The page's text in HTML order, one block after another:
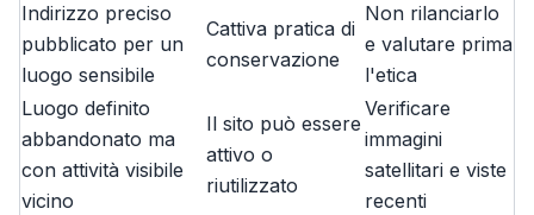
Indirizzo preciso
pubblicato per un
luogo sensibile
Cattiva pratica di
conservazione
Non rilanciarlo
e valutare prima
l'etica
Luogo definito
abbandonato ma
con attività visibile
vicino
Il sito può essere
attivo o
riutilizzato
Verificare
immagini
satellitari e viste
recenti